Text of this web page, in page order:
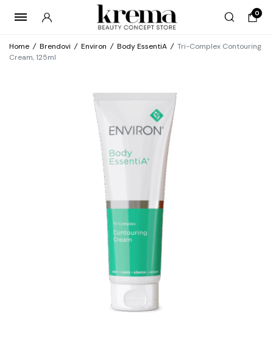
0
Home / Brendovi / Environ / Body EssentiA / Tri-Complex Contouring
Cream, 125ml